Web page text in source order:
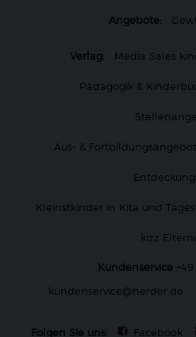
Angebote:
Verlag: Media Sales
Pädagogik &
Aus- &
Kleinstkinder in Kita und
kizz
Kundenservice
kundenservice@herder.de
Folgen Sie uns: Facebook